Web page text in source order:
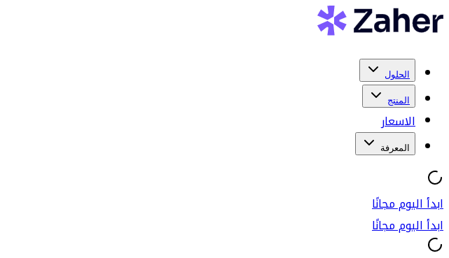
الحلول
المنتج
الاسعار
المعرفة
ابدأ اليوم مجانًا
ابدأ اليوم مجانًا